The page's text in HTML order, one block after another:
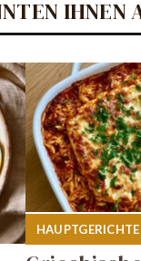
IHNEN
HAUPTGERICHTE